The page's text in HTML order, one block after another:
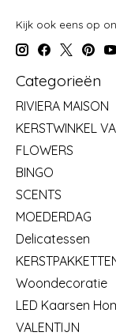
Kijk ook eens op
Categorieën
RIVIERA MAISON
KERSTWINKEL
FLOWERS
BINGO
SCENTS
MOEDERDAG
Delicatessen
Woondecoratie
LED Kaarsen
VALENTIJN